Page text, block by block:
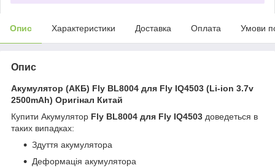
Опис Характеристики Доставка Оплата Умови
Опис
Акумулятор (АКБ) Fly BL8004 для Fly IQ4503 (Li-ion 3.7v
2500mAh) Оригінал Китай
Купити Акумулятор Fly BL8004 для Fly IQ4503 доведеться в
таких випадках:
Здуття акумулятора
Деформація акумулятора